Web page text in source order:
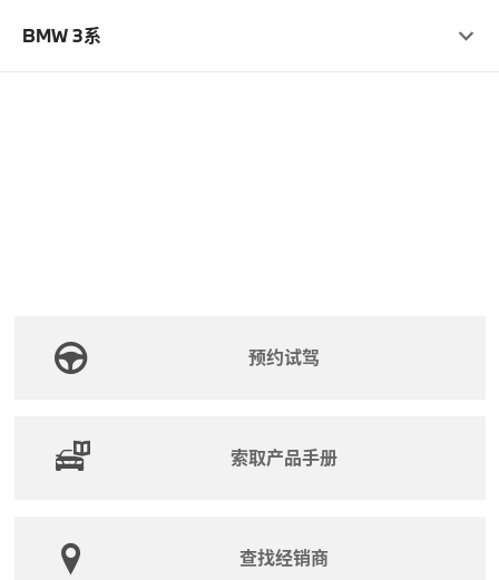
BMW 3系
预约试驾
索取产品手册
查找经销商